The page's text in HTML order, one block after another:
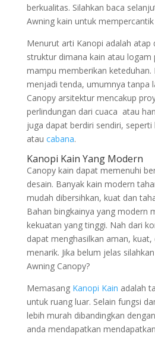
berkualitas. Silahkan baca
Awning kain untuk
Menurut arti Kanopi adalah atap
struktur dimana kain atau logam
mampu memberikan keteduhan.
menjadi tenda, umumnya tanpa
Canopy arsitektur mencakup
perlindungan dari cuaca atau
juga dapat berdiri sendiri,
atau cabana.
Kanopi Kain Yang Modern
Canopy kain dapat memenuhi
desain. Banyak kain modern
mudah dibersihkan, kuat dan
Bahan bingkainya yang modern
kekuatan yang tinggi. Nah dari
dapat menghasilkan aman,
menarik. Jika belum jelas
Awning Canopy?
MemasangKanopi Kain adalah
untuk ruang luar. Selain fungsi
lebih murah dibandingkan
anda mendapatkan